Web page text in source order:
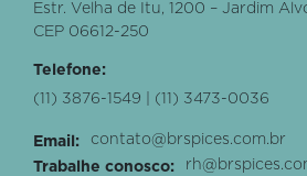
Estr. Velha de Itu, 1200 – Jardim
CEP 06612-250
Telefone:
(11) 3876-1549 | (11) 3473-0036
Email:
contato@brspices.com.br
Trabalhe conosco: